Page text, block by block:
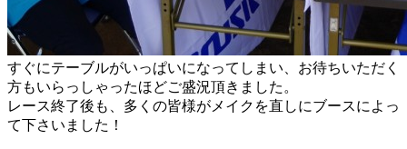
すぐにテーブルがいっぱいになってしまい、お待ちいただく
方もいらっしゃったほどご盛況頂きました。
レース終了後も、多くの皆様がメイクを直しにブースによっ
て下さいました！